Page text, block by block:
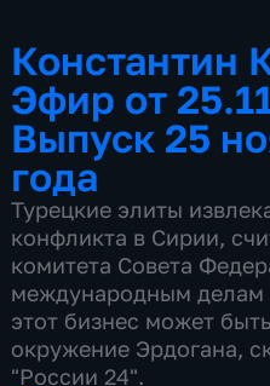
Константин
Эфир от
Выпуск 25
года
Турецкие элиты
конфликта в Сирии,
комитета Совета
международным делам
этот бизнес может
окружение Эрдогана,
"России 24".